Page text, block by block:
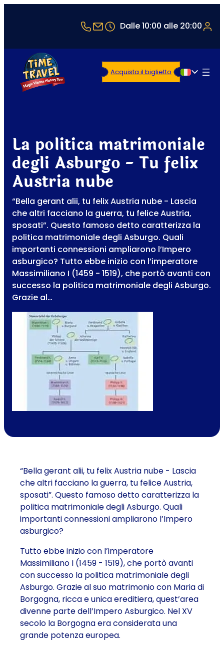
+43 1 5321514
office@timetravel-vienna.at
Dalle 10:00 alle 20:00
Italiano
Acquista il biglietto
La politica matrimoniale
degli Asburgo - Tu felix
Austria nube
“Bella gerant alii, tu felix Austria nube - Lascia
che altri facciano la guerra, tu felice Austria,
sposati”. Questo famoso detto caratterizza la
politica matrimoniale degli Asburgo. Quali
importanti connessioni ampliarono l’Impero
asburgico? Tutto ebbe inizio con l’imperatore
Massimiliano I (1459 - 1519), che portò avanti con
successo la politica matrimoniale degli Asburgo.
Grazie al…
“Bella gerant alii, tu felix Austria nube - Lascia
che altri facciano la guerra, tu felice Austria,
sposati”. Questo famoso detto caratterizza la
politica matrimoniale degli Asburgo. Quali
importanti connessioni ampliarono l’Impero
asburgico?
Tutto ebbe inizio con l’imperatore
Massimiliano I (1459 - 1519), che portò avanti
con successo la politica matrimoniale degli
Asburgo. Grazie al suo matrimonio con Maria di
Borgogna, ricca e unica ereditiera, quest’area
divenne parte dell’Impero Asburgico. Nel XV
secolo la Borgogna era considerata una
grande potenza europea.